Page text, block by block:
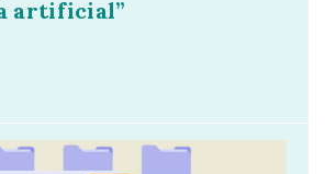
artificial”